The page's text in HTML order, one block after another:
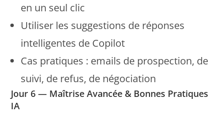
en un seul clic
Utiliser les suggestions de réponses
intelligentes de Copilot
Cas pratiques : emails de prospection, de
suivi, de refus, de négociation
Jour 6 — Maîtrise Avancée & Bonnes Pratiques
IA